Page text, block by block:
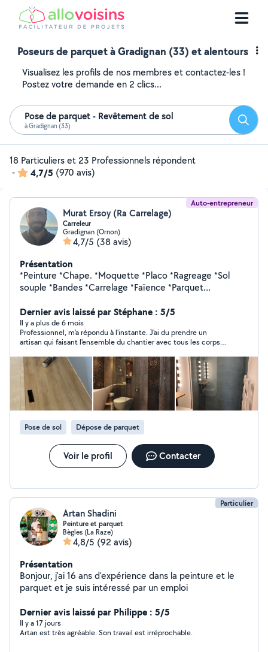
Poseurs de parquet à Gradignan (33) et alentours
Visualisez les profils de nos membres et contactez-les !
Postez votre demande en 2 clics...
Pose de parquet - Revêtement de sol
à Gradignan (33)
18 Particuliers et 23 Professionnels répondent
-
4,7/5 (970 avis)
Auto-entrepreneur
Murat Ersoy (Ra Carrelage)
Carreleur
Gradignan (Ornon)
4,7/5 (38 avis)
Présentation
*Peinture *Chape. *Moquette *Placo *Ragreage *Sol
souple *Bandes *Carrelage *Faïence *Parquet
Dernier avis laissé par Stéphane : 5/5
Il y a plus de 6 mois
Professionnel, m'a répondu à l'instante. J'ai du prendre un
artisan qui faisant l'ensemble du chantier avec tous les corps
Pose de sol Dépose de parquet
Voir le profil Contacter
Particulier
Artan Shadini
Peinture et parquet
Bègles (La Raze)
4,8/5 (92 avis)
Présentation
Bonjour, j'ai 16 ans d'expérience dans la peinture et le
parquet et je suis intéressé par un emploi
Dernier avis laissé par Philippe : 5/5
Il y a 17 jours
Artan est très agréable. Son travail est irréprochable.